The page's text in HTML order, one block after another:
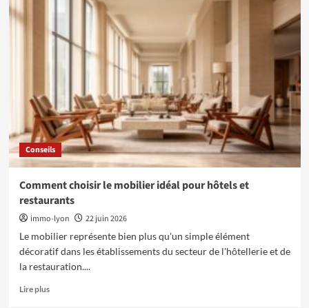
Tendances
prêts
immobiliers
votre
simulation
crédit
immobilier
Banque
Populaire
Conseils
Comment choisir le mobilier idéal pour hôtels et
restaurants
immo-lyon
22 juin 2026
Le mobilier représente bien plus qu'un simple élément
décoratif dans les établissements du secteur de l'hôtellerie et de
la restauration....
Lire plusEn